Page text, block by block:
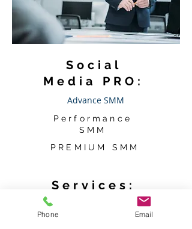
Social
Media PRO:
Advance SMM
Performance
SMM
PREMIUM SMM
Services:
Phone Email